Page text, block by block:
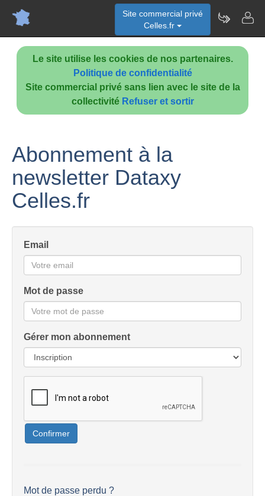
Le site utilise les cookies de nos partenaires.
Politique de confidentialité
Site commercial privé sans lien avec le site de la
collectivité Refuser et sortir
Site commercial privé
Celles.fr
Abonnement à la
newsletter Dataxy
Celles.fr
Email
Mot de passe
Gérer mon abonnement
Confirmer
Mot de passe perdu ?